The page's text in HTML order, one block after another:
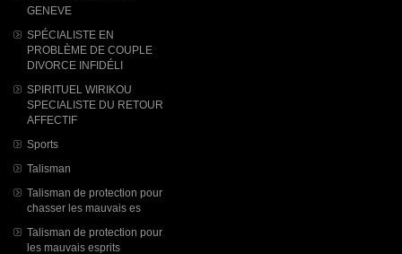
GENEVE
SPÉCIALISTE EN
PROBLÈME DE COUPLE
DIVORCE INFIDÉLI
SPIRITUEL WIRIKOU
SPECIALISTE DU RETOUR
AFFECTIF
Sports
Talisman
Talisman de protection pour
chasser les mauvais es
Talisman de protection pour
les mauvais esprits